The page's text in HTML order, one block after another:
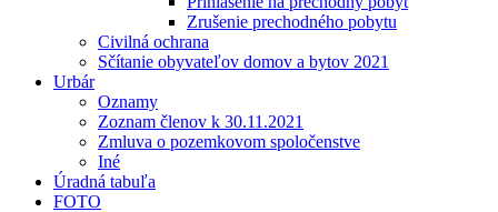
Zrušenie prechodného pobytu
Civilná ochrana
Sčítanie obyvateľov domov a bytov 2021
Urbár
Oznamy
Zoznam členov k 30.11.2021
Zmluva o pozemkovom spoločenstve
Iné
Úradná tabuľa
FOTO